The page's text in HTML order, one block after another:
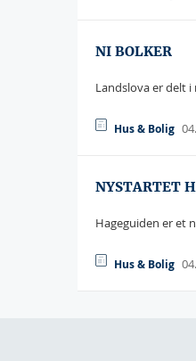
NI BOLKER
Landslova er delt i
Hus & Bolig
NYSTARTET
Hageguiden er et
Hus & Bolig